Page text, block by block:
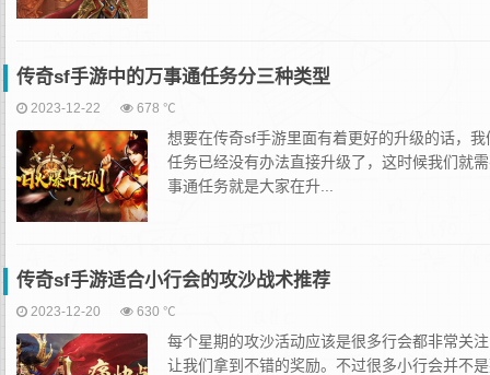
传奇sf手游中的万事通任务分三种类型
2023-12-22 678 ℃
想要在传奇sf手游里面有着更好的升级的话，
任务已经没有办法直接升级了，这时候我们就
事通任务就是大家在升...
传奇sf手游适合小行会的攻沙战术推荐
2023-12-20 630 ℃
每个星期的攻沙活动应该是很多行会都非常关
让我们拿到不错的奖励。不过很多小行会并不